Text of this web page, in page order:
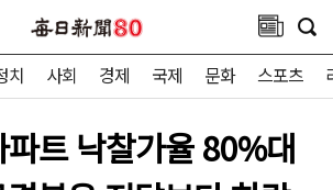
치 사회 경제 국제 문화 스포츠
트 낙찰가율 80%대